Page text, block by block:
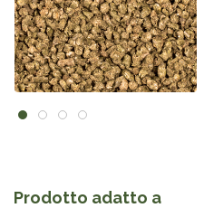
Prodotto adatto a